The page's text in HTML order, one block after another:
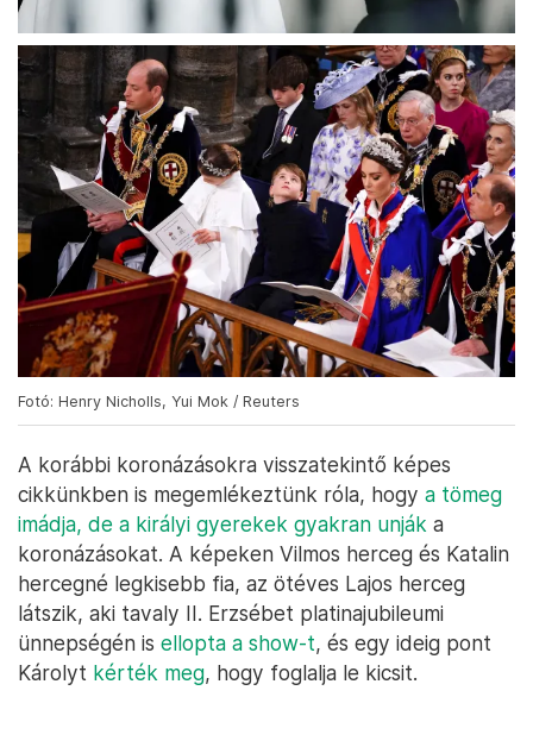
Fotó: Henry Nicholls, Yui Mok / Reuters
A korábbi koronázásokra visszatekintő képes
cikkünkben is megemlékeztünk róla, hogy a tömeg
imádja, de a királyi gyerekek gyakran unják a
koronázásokat. A képeken Vilmos herceg és Katalin
hercegné legkisebb fia, az ötéves Lajos herceg
látszik, aki tavaly II. Erzsébet platinajubileumi
ünnepségén is ellopta a show-t, és egy ideig pont
Károlyt kérték meg, hogy foglalja le kicsit.